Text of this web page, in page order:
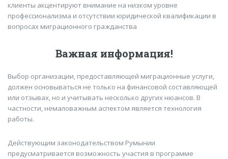
клиенты акцентируют внимание на низком уровне
профессионализма и отсутствии юридической квалификации в
вопросах миграционного гражданства
Важная информация!
Выбор организации, предоставляющей миграционные услуги,
должен основываться не только на финансовой составляющей
или отзывах, но и учитывать несколько других нюансов. В
частности, немаловажным аспектом является технология
работы.
Действующим законодательством Румынии
предусматривается возможность участия в программе